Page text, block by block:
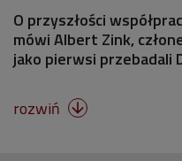
O przyszłości
mówi Albert Zink,
jako pierwsi przebadali
rozwiń 